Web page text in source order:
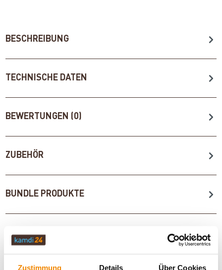
Zustimmung Details Über Cookies
BESCHREIBUNG
TECHNISCHE DATEN
BEWERTUNGEN (0)
ZUBEHÖR
BUNDLE PRODUKTE
WICHTIGE INFOS